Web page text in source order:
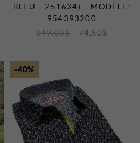
BLEU – 251634) – MODÈLE:
954393200
149,00$ 74,50 $
-40%